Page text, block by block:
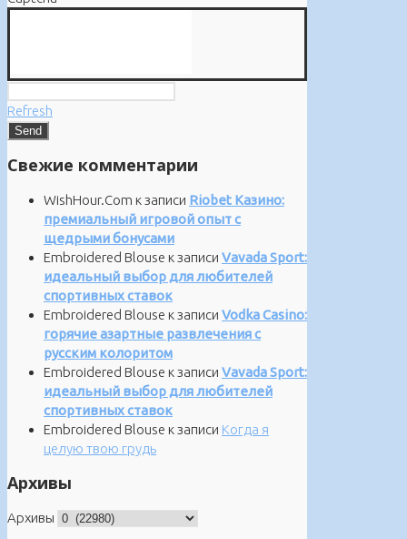
Refresh
Свежие комментарии
WishHour.Com к записи Riobet Казино:
премиальный игровой опыт с
щедрыми бонусами
Embroidered Blouse к записи Vavada Sport:
идеальный выбор для любителей
спортивных ставок
Embroidered Blouse к записи Vodka Casino:
горячие азартные развлечения с
русским колоритом
Embroidered Blouse к записи Vavada Sport:
идеальный выбор для любителей
спортивных ставок
Embroidered Blouse к записи Когда я
целую твою грудь
Архивы
Архивы